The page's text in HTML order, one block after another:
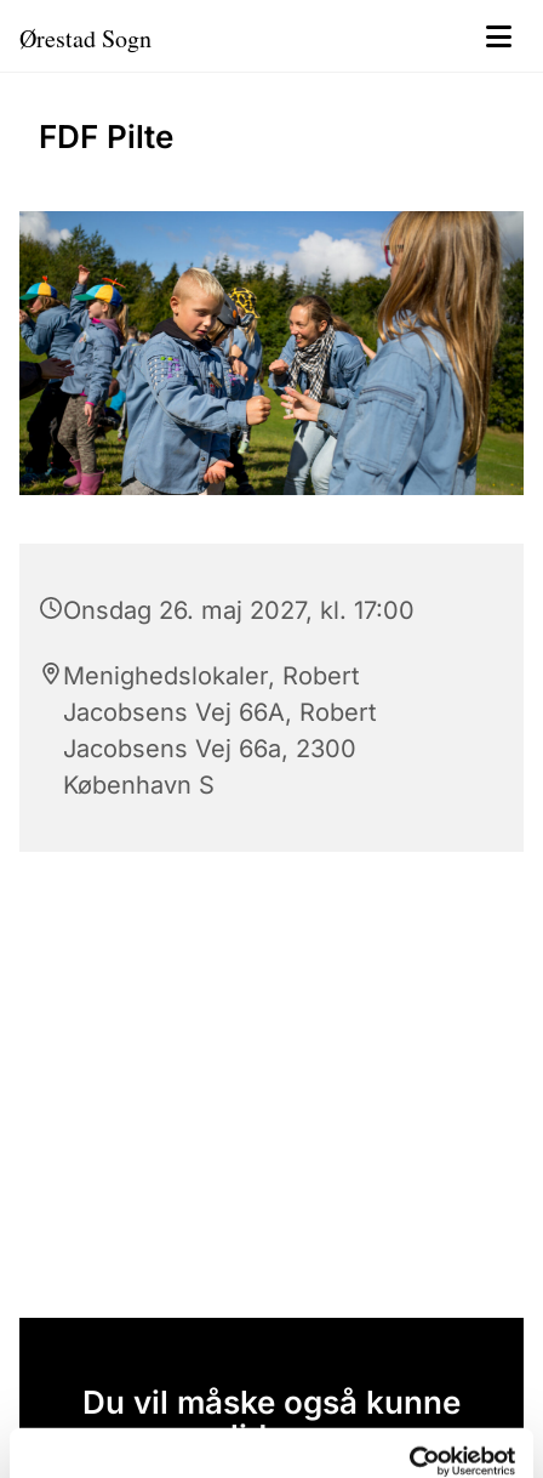
Ørestad Sogn
FDF Pilte
Onsdag 26. maj 2027, kl. 17:00
Menighedslokaler, Robert
Jacobsens Vej 66A, Robert
Jacobsens Vej 66a, 2300
København S
Du vil måske også kunne
lide...